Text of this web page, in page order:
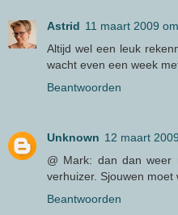
Astrid 11 maart 2009
Altijd wel een leuk
wacht even een week
Beantwoorden
Unknown 12 maart
@ Mark: dan dan
verhuizer. Sjouwen moet
Beantwoorden